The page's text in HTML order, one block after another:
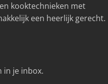
kooktechnieken met
een heerlijk gerecht.
in je inbox.